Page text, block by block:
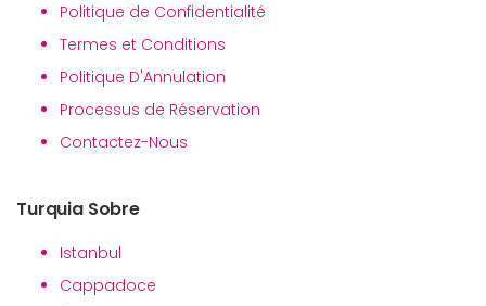
Politique de Confidentialité
Termes et Conditions
Politique D'Annulation
Processus de Réservation
Contactez-Nous
Turquia Sobre
Istanbul
Cappadoce